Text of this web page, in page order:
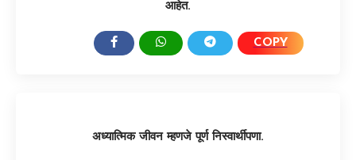
आहेत.
COPY
अध्यात्मिक जीवन म्हणजे पूर्ण निस्वार्थीपणा.